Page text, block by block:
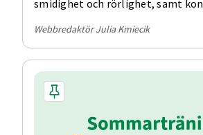
smidighet och rörlighet, samt
Webbredaktör Julia Kmiecik